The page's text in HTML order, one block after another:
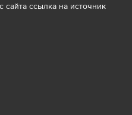
ссылка на источник